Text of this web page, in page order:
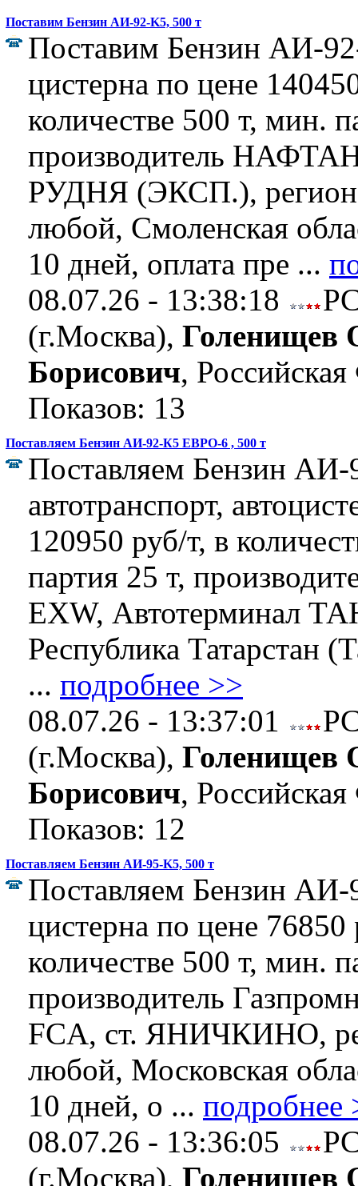
Поставим Бензин АИ-92-K5, 500 т
Поставим Бензин АИ-
цистерна по цене
количестве 500 т, мин.
производитель
РУДНЯ (ЭКСП.), регион
любой, Смоленская
10 дней, оплата пре ...
08.07.26 - 13:38:18
(г.Москва), Голенищев
Борисович,
Показов: 13
Поставляем Бензин АИ-92-К5 ЕВРО-6 , 500 т
Поставляем Бензин
автотранспорт,
120950 руб/т, в
партия 25 т,
EXW, Автотерминал
Республика Татарстан
... подробнее >>
08.07.26 - 13:37:01
(г.Москва), Голенищев
Борисович,
Показов: 12
Поставляем Бензин АИ-95-K5, 500 т
Поставляем Бензин
цистерна по цене 76850
количестве 500 т, мин.
производитель
FCA, ст. ЯНИЧКИНО,
любой, Московская
10 дней, о ... подробнее
08.07.26 - 13:36:05
(г.Москва), Голенищев